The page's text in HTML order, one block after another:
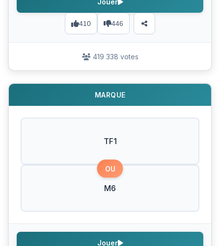
410 446
Jouer
419 338 votes
MARQUE
TF1
OU
M6
Jouer